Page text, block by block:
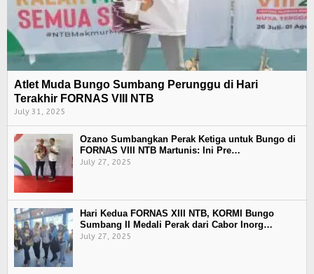
Atlet Muda Bungo Sumbang Perunggu di Hari
Terakhir FORNAS VIII NTB
July 31, 2025
Ozano Sumbangkan Perak Ketiga untuk Bungo di
FORNAS VIII NTB Martunis: Ini Pre…
July 27, 2025
Hari Kedua FORNAS XIII NTB, KORMI Bungo
Sumbang II Medali Perak dari Cabor Inorg…
July 27, 2025